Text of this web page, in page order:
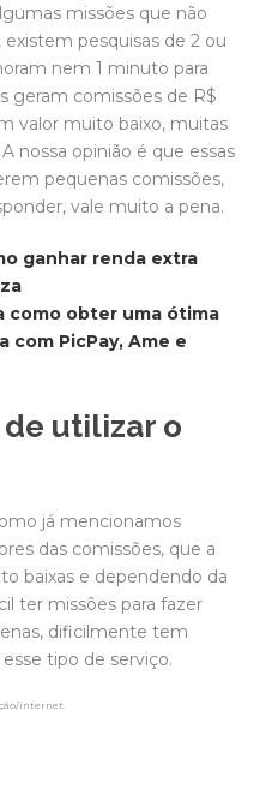
missões que não
pesquisas de 2 ou
nem 1 minuto para
geram comissões de R$
valor muito baixo, muitas
nossa opinião é que essas
pequenas comissões,
vale muito a pena.
ganhar renda extra
como obter uma ótima
PicPay, Ame e
utilizar o
já mencionamos
das comissões, que a
baixas e dependendo da
ter missões para fazer
dificilmente tem
tipo de serviço.
internet.